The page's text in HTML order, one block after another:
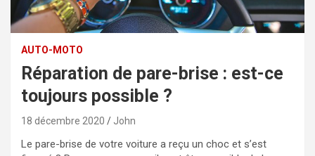
AUTO-MOTO
Réparation de pare-brise : est-ce
toujours possible ?
18 décembre 2020 John
Le pare-brise de votre voiture a reçu un choc et s’est